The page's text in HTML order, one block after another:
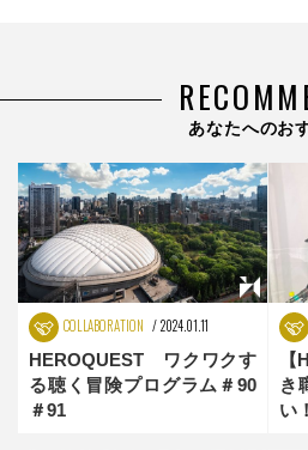
あなたへのお
COLLABORATION 2024.01.11
HEROQUEST ワクワクす
る聴く冒険プログラム＃90
＃91
き
い